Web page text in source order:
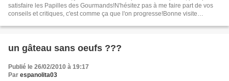
satisfaire les Papilles des Gourmands!N'hésitez pas à me faire part de vos
conseils et critiques, c'est comme ça que l'on progresse!Bonne visite
un gâteau sans oeufs ???
Publié le 26/02/2010 à 19:17
Par espanolita03